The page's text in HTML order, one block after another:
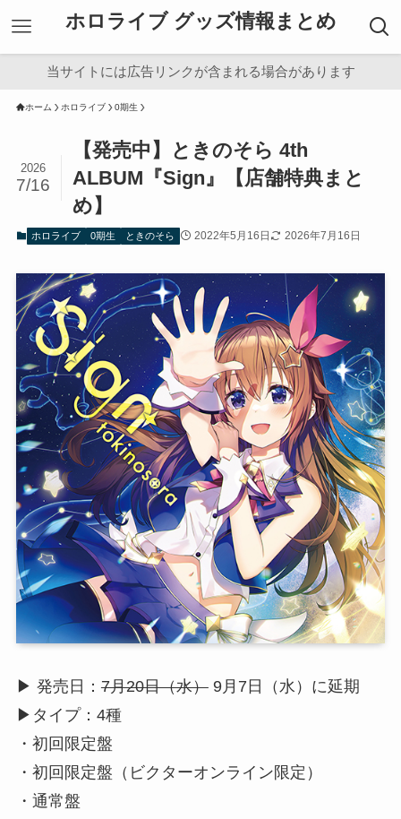
ホロライブ グッズ情報まとめ
当サイトには広告リンクが含まれる場合があります
ホーム ホロライブ 0期生
【発売中】ときのそら 4th
ALBUM『Sign』【店舗特典まと
め】
2026
7/16
ホロライブ 0期生 ときのそら 2022年5月16日 2026年7月16日
▶︎ 発売日： 7月20日（水）9月7日（水）に延期
▶︎タイプ：4種
・初回限定盤
・初回限定盤（ビクターオンライン限定）
・通常盤